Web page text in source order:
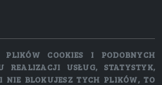
COOKIES I PODOBNYCH
REALIZACJI USŁUG, STATYSTYK,
NIE BLOKUJESZ TYCH PLIKÓW, TO